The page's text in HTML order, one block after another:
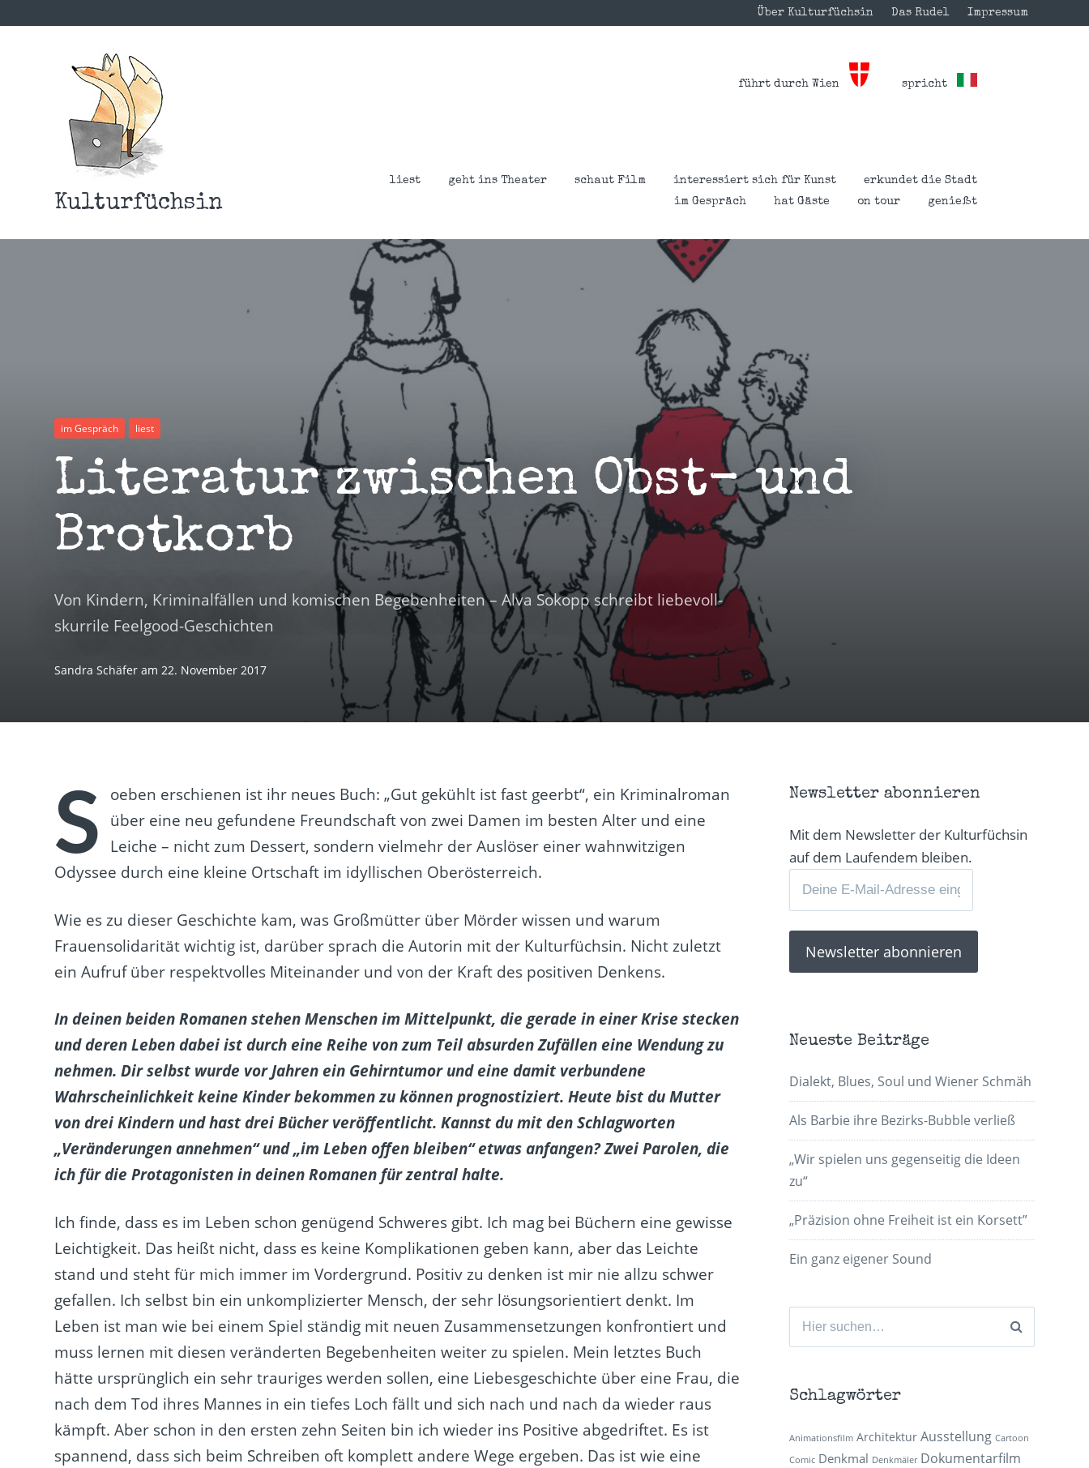
Über Kulturfüchsin Das Rudel Impressum
Kulturfüchsin
führt durch Wien spricht
liest geht ins Theater schaut Film interessiert sich für Kunst
erkundet die Stadt
im Gespräch
hat Gäste on tour genießt
im Gespräch liest
Literatur zwischen Obst- und
Brotkorb
Von Kindern, Kriminalfällen und komischen Begebenheiten – Alva Sokopp schreibt liebevoll-
skurrile Feelgood-Geschichten
Sandra Schäferam 22. November 2017
S
oeben erschienen ist ihr neues Buch: „Gut gekühlt ist fast geerbt“, ein Kriminalroman
über eine neu gefundene Freundschaft von zwei Damen im besten Alter und eine
Leiche – nicht zum Dessert, sondern vielmehr der Auslöser einer wahnwitzigen
Odyssee durch eine kleine Ortschaft im idyllischen Oberösterreich.
Wie es zu dieser Geschichte kam, was Großmütter über Mörder wissen und warum
Frauensolidarität wichtig ist, darüber sprach die Autorin mit der Kulturfüchsin. Nicht zuletzt
ein Aufruf über respektvolles Miteinander und von der Kraft des positiven Denkens.
In deinen beiden Romanen stehen Menschen im Mittelpunkt, die gerade in einer Krise stecken
und deren Leben dabei ist durch eine Reihe von zum Teil absurden Zufällen eine Wendung zu
nehmen. Dir selbst wurde vor Jahren ein Gehirntumor und eine damit verbundene
Wahrscheinlichkeit keine Kinder bekommen zu können prognostiziert. Heute bist du Mutter
von drei Kindern und hast drei Bücher veröffentlicht. Kannst du mit den Schlagworten
„Veränderungen annehmen“ und „im Leben offen bleiben“ etwas anfangen? Zwei Parolen, die
ich für die Protagonisten in deinen Romanen für zentral halte.
Ich finde, dass es im Leben schon genügend Schweres gibt. Ich mag bei Büchern eine gewisse
Leichtigkeit. Das heißt nicht, dass es keine Komplikationen geben kann, aber das Leichte
stand und steht für mich immer im Vordergrund. Positiv zu denken ist mir nie allzu schwer
gefallen. Ich selbst bin ein unkomplizierter Mensch, der sehr lösungsorientiert denkt. Im
Leben ist man wie bei einem Spiel ständig mit neuen Zusammensetzungen konfrontiert und
muss lernen mit diesen veränderten Begebenheiten weiter zu spielen. Mein letztes Buch
hätte ursprünglich ein sehr trauriges werden sollen, eine Liebesgeschichte über eine Frau, die
nach dem Tod ihres Mannes in ein tiefes Loch fällt und sich nach und nach da wieder raus
kämpft. Aber schon in den ersten zehn Seiten bin ich wieder ins Positive abgedriftet. Es ist
spannend, dass sich beim Schreiben oft komplett andere Wege ergeben. Das ist wie eine
Newsletter abonnieren
Mit dem Newsletter der Kulturfüchsin
auf dem Laufendem bleiben.
Neueste Beiträge
Dialekt, Blues, Soul und Wiener Schmäh
Als Barbie ihre Bezirks-Bubble verließ
„Wir spielen uns gegenseitig die Ideen
zu“
„Präzision ohne Freiheit ist ein Korsett”
Ein ganz eigener Sound
Suchen
Schlagwörter
Animationsfilm Architektur Ausstellung Cartoon
Comic Denkmal Denkmäler Dokumentarfilm